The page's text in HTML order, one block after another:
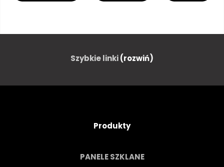
KONGRES KATEDRA
AMERYKA KAPITAŁ
Szybkie linki(rozwiń)
Produkty
PANELE SZKLANE